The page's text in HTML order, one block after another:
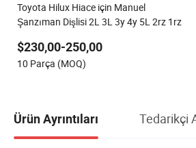
Toyota Hilux Hiace için Manuel
Şanzıman Dişlisi 2L 3L 3y 4y 5L 2rz 1rz
$230,00-250,00
10 Parça (MOQ)
Ürün Ayrıntıları Tedarikçi